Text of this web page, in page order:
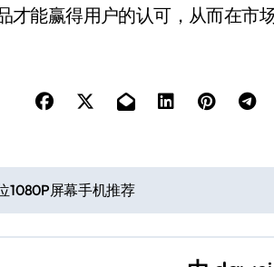
才能赢得用户的认可，从而在市场
1080P屏幕手机推荐